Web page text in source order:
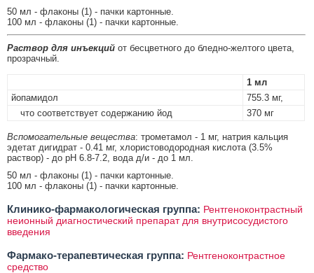
50 мл - флаконы (1) - пачки картонные.
100 мл - флаконы (1) - пачки картонные.
Раствор для инъекций от бесцветного до бледно-желтого цвета,
прозрачный.
1 мл
йопамидол
755.3 мг,
что соответствует содержанию йод
370 мг
Вспомогательные вещества: трометамол - 1 мг, натрия кальция
эдетат дигидрат - 0.41 мг, хлористоводородная кислота (3.5%
раствор) - до рН 6.8-7.2, вода д/и - до 1 мл.
50 мл - флаконы (1) - пачки картонные.
100 мл - флаконы (1) - пачки картонные.
Клинико-фармакологическая группа: Рентгеноконтрастный
неионный диагностический препарат для внутрисосудистого
введения
Фармако-терапевтическая группа: Рентгеноконтрастное
средство